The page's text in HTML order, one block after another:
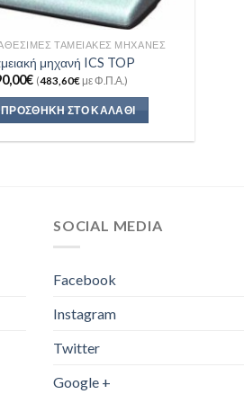
ΤΑΜΕΙΑΚΈΣ ΜΗΧΑΝΈΣ
μηχανή ICS TOP
€ (483,60€με Φ.Π.Α.)
ΠΡΟΣΘΉΚΗ ΣΤΟ ΚΑΛΆΘΙ
SOCIAL MEDIA
Facebook
Instagram
Twitter
Google +